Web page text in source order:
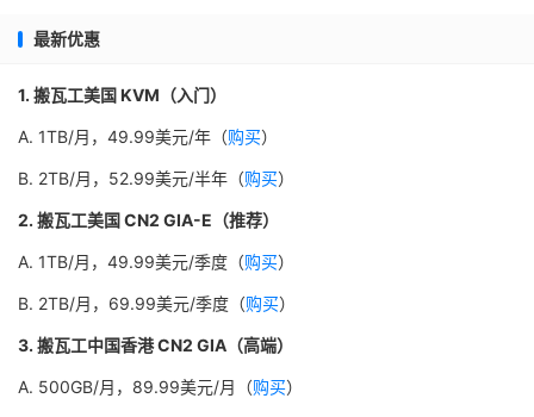
最新优惠
1. 搬瓦工美国 KVM（入门）
A. 1TB/月，49.99美元/年（购买）
B. 2TB/月，52.99美元/半年（购买）
2. 搬瓦工美国 CN2 GIA-E（推荐）
A. 1TB/月，49.99美元/季度（购买）
B. 2TB/月，69.99美元/季度（购买）
3. 搬瓦工中国香港 CN2 GIA（高端）
A. 500GB/月，89.99美元/月（购买）